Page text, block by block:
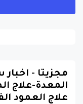
مجزيتا - اخبار
المعدة-علاج
علاج العمود